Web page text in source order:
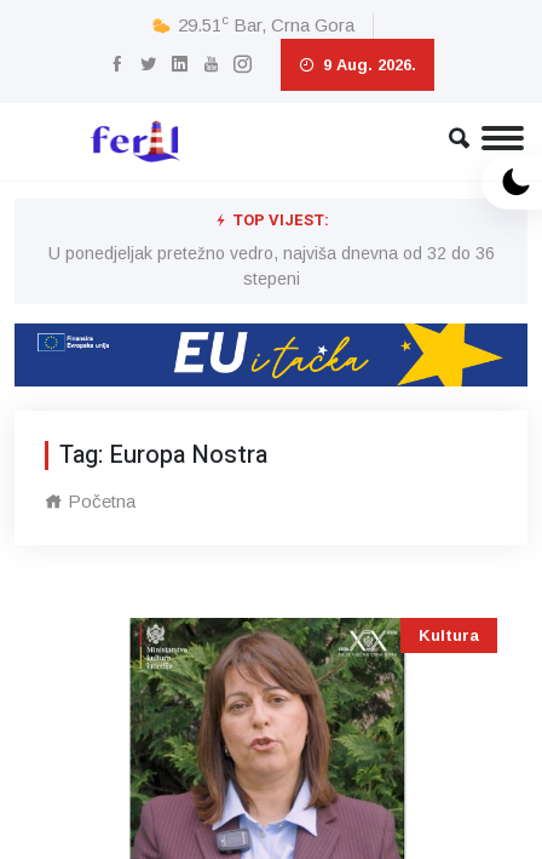
29.51 c Bar, Crna Gora
9 Aug. 2026.
TOP VIJEST:
U ponedjeljak pretežno vedro, najviša dnevna od 32 do 36
stepeni
Tag: Europa Nostra
Početna
Kultura